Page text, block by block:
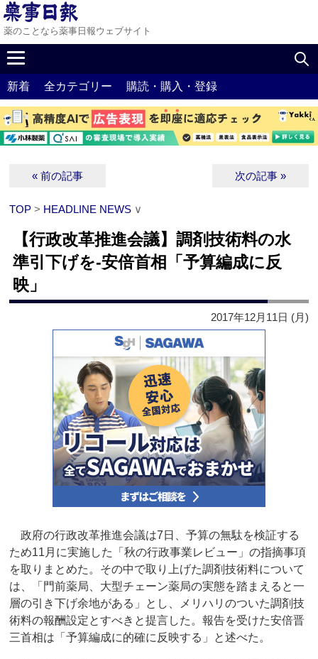
薬のことなら薬事日報ウェブサイト
新着 全カテゴリー 購読・購入・登録
« 前の記事 次の記事 »
TOP > HEADLINE NEWS ∨
【行政改革推進会議】調剤技術料の水
準引下げを‐安倍首相「予算編成に反
映」
2017年12月11日 (月)
政府の行政改革推進会議は7日、予算の無駄を検証する
ため11月に実施した「秋の行政事業レビュー」の指摘事項
を取りまとめた。その中で取り上げた調剤技術料について
は、「門前薬局、大型チェーン薬局の実態を踏まえると一
層の引き下げ余地がある」とし、メリハリのついた調剤技
術料の報酬設定とすべきと提言した。報告を受けた安倍晋
三首相は「予算編成に的確に反映する」と述べた。